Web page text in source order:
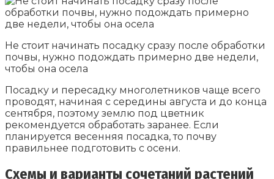
Не стоит начинать посадку сразу после обработки
почвы, нужно подождать примерно две недели,
чтобы она осела
Посадку и пересадку многолетников чаще всего
проводят, начиная с середины августа и до конца
сентября, поэтому землю под цветник
рекомендуется обработать заранее. Если
планируется весенняя посадка, то почву
правильнее подготовить с осени.
Схемы и варианты сочетаний растений